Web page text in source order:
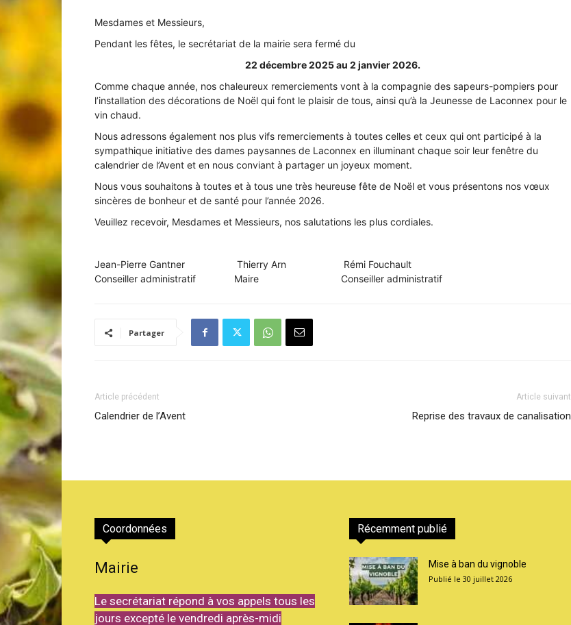
Laconnex
•
de
Genève
Mesdames et Messieurs,
Pendant les fêtes, le secrétariat de la mairie sera fermé du
22 décembre 2025 au 2 janvier 2026.
Comme chaque année, nos chaleureux remerciements vont à la compagnie des sapeurs-pompiers pour
l’installation des décorations de Noël qui font le plaisir de tous, ainsi qu’à la Jeunesse de Laconnex pour le
vin chaud.
Nous adressons également nos plus vifs remerciements à toutes celles et ceux qui ont participé à la
sympathique initiative des dames paysannes de Laconnex en illuminant chaque soir leur fenêtre du
calendrier de l’Avent et en nous conviant à partager un joyeux moment.
Nous vous souhaitons à toutes et à tous une très heureuse fête de Noël et vous présentons nos vœux
sincères de bonheur et de santé pour l’année 2026.
Veuillez recevoir, Mesdames et Messieurs, nos salutations les plus cordiales.
Jean-Pierre Gantner Thierry Arn Rémi Fouchault
Conseiller administratif Maire Conseiller administratif
Partager
Article précédent
Calendrier de l’Avent
Article suivant
Reprise des travaux de canalisation
Coordonnées
Mairie
Le secrétariat répond à vos appels tous les
jours excepté le vendredi après-midi
Récemment publié
Mise à ban du vignoble
30 juillet 2026